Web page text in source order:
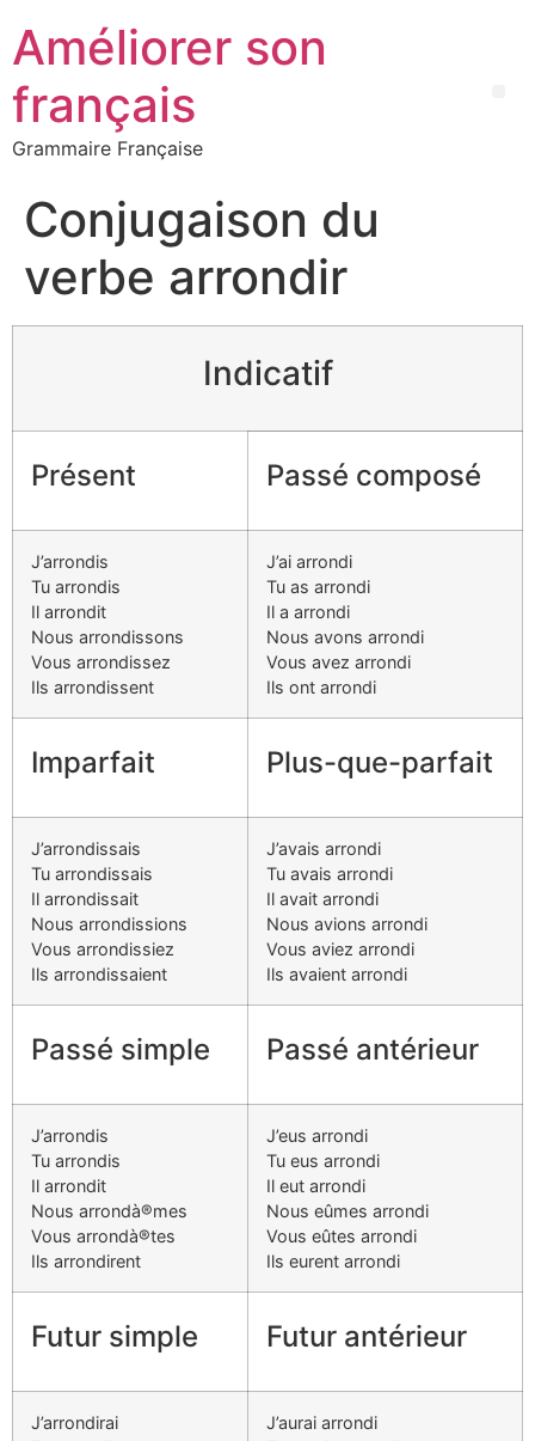
Améliorer son
français
Grammaire Française
Conjugaison du
verbe arrondir
Indicatif
Présent Passé composé
J’arrondis
Tu arrondis
Il arrondit
Nous arrondissons
Vous arrondissez
Ils arrondissent
J’ai arrondi
Tu as arrondi
Il a arrondi
Nous avons arrondi
Vous avez arrondi
Ils ont arrondi
Imparfait Plus-que-parfait
J’arrondissais
Tu arrondissais
Il arrondissait
Nous arrondissions
Vous arrondissiez
Ils arrondissaient
J’avais arrondi
Tu avais arrondi
Il avait arrondi
Nous avions arrondi
Vous aviez arrondi
Ils avaient arrondi
Passé simple Passé antérieur
J’arrondis
Tu arrondis
Il arrondit
Nous arrondà®mes
Vous arrondà®tes
Ils arrondirent
J’eus arrondi
Tu eus arrondi
Il eut arrondi
Nous eûmes arrondi
Vous eûtes arrondi
Ils eurent arrondi
Futur simple Futur antérieur
J’arrondirai
J’aurai arrondi